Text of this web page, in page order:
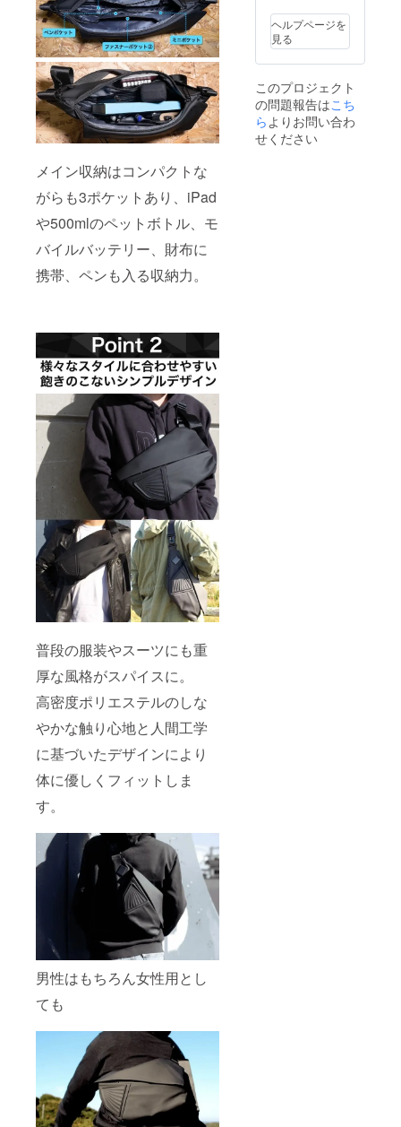
メイン収納はコンパクトな
がらも3ポケットあり、iPad
や500mlのペットボトル、モ
バイルバッテリー、財布に
携帯、ペンも入る収納力。
普段の服装やスーツにも重
厚な風格がスパイスに。
高密度ポリエステルのしな
やかな触り心地と人間工学
に基づいたデザインにより
体に優しくフィットしま
す。
男性はもちろん女性用とし
ても
ヘルプページを
見る
このプロジェクト
の問題報告はこち
ら よりお問い合わ
せください